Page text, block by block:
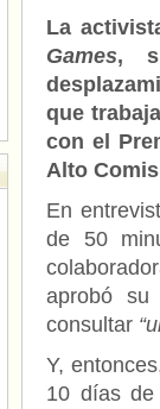
La
Games,
que
con el
Alto
En
de 50
aprobó
consultar
Y,
10 días